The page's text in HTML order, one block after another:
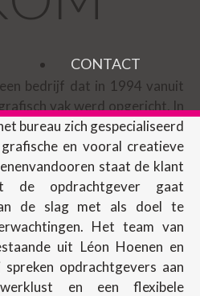
CONTACT
bedrijf dat in 1994 vanuit
vak werd opgericht. In
bureau zich gespecialiseerd
en vooral creatieve
staat de klant
de opdrachtgever gaat
de slag met als doel te
Het team van
uit Léon Hoenen en
opdrachtgevers aan
en een flexibele